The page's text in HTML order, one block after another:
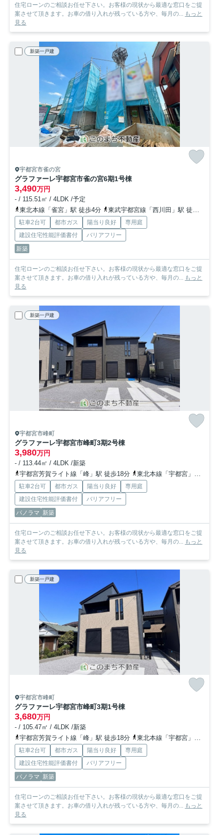
住宅ローンのご相談お任せ下さい。お客様の現状から最適な窓口をご提
案させて頂きます。お車の借り入れが残っている方や、毎月の... もっと
見る
新築一戸建
宇都宮市雀の宮
グラファーレ宇都宮市雀の宮6期1号棟
3,490万円
- / 115.51㎡ / 4LDK /予定
東北本線「雀宮」駅 徒歩4分
東武宇都宮線「西川田」駅 徒歩44分
駐車2台可 都市ガス 陽当り良好
専用庭
建設住宅性能評価書付
バリアフリー
新築
住宅ローンのご相談お任せ下さい。お客様の現状から最適な窓口をご提
案させて頂きます。お車の借り入れが残っている方や、毎月の... もっと
見る
新築一戸建
宇都宮市峰町
グラファーレ宇都宮市峰町3期2号棟
3,980万円
- / 113.44㎡ / 4LDK /新築
宇都宮芳賀ライト線「峰」駅 徒歩18分
東北本線「宇都宮」駅 徒歩34分
駐車2台可 都市ガス 陽当り良好
専用庭
建設住宅性能評価書付
バリアフリー
パノラマ 新築
住宅ローンのご相談お任せ下さい。お客様の現状から最適な窓口をご提
案させて頂きます。お車の借り入れが残っている方や、毎月の... もっと
見る
新築一戸建
宇都宮市峰町
グラファーレ宇都宮市峰町3期1号棟
3,680万円
- / 105.47㎡ / 4LDK /新築
宇都宮芳賀ライト線「峰」駅 徒歩18分
東北本線「宇都宮」駅 徒歩34分
駐車2台可 都市ガス 陽当り良好
専用庭
建設住宅性能評価書付
バリアフリー
パノラマ 新築
住宅ローンのご相談お任せ下さい。お客様の現状から最適な窓口をご提
案させて頂きます。お車の借り入れが残っている方や、毎月の... もっと
見る